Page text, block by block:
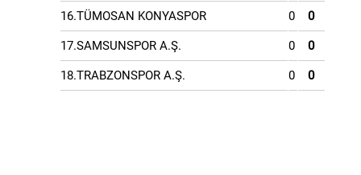
16.TÜMOSAN KONYASPOR 0 0
17.SAMSUNSPOR A.Ş. 0 0
18.TRABZONSPOR A.Ş. 0 0